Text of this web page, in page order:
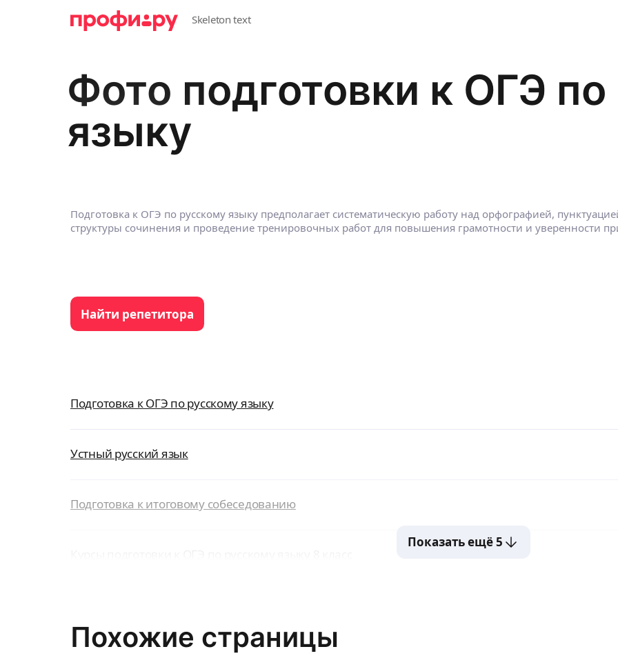
Фото подготовки к ОГЭ
языку
Подготовка к ОГЭ по русскому языку предполагает систематическую работу над орфографией,
структуры сочинения и проведение тренировочных работ для повышения грамотности и уверенности
Найти репетитора
Подготовка к ОГЭ по русскому языку
Устный русский язык
Подготовка к итоговому собеседованию
Показать ещё 5
Похожие страницы